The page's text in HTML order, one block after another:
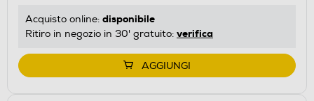
energetico
Youreko.
Acquisto online: disponibile
Ritiro in negozio in 30' gratuito: verifica
AGGIUNGI